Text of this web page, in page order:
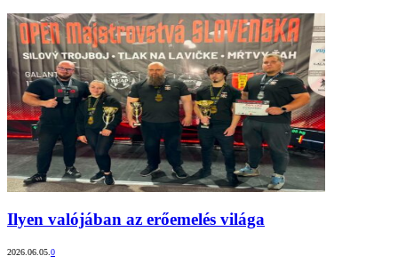
Ilyen valójában az erőemelés világa
2026.06.05.0